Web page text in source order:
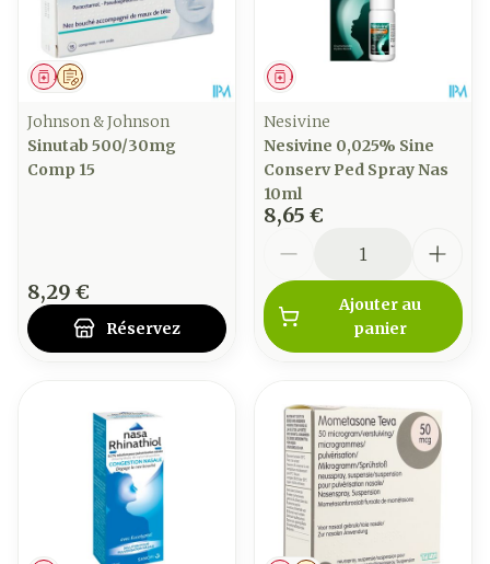
Sur prescription
Médicament
Johnson & Johnson
Sinutab 500/30mg
Comp 15
8,29 €
Réservez
Médicament
Nesivine
Nesivine 0,025% Sine
Conserv Ped Spray Nas
10ml
8,65 €
Ajouter au
panier